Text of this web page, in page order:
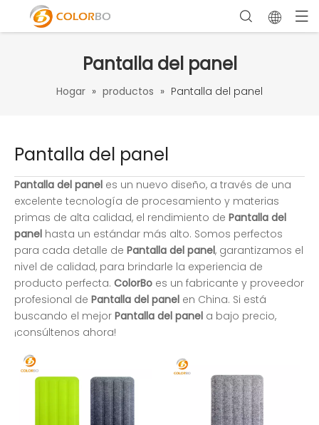
Pantalla del panel
Hogar » productos » Pantalla del panel
Pantalla del panel
Pantalla del panel es un nuevo diseño, a través de una
excelente tecnología de procesamiento y materias
primas de alta calidad, el rendimiento de Pantalla del
panel hasta un estándar más alto. Somos perfectos
para cada detalle de Pantalla del panel, garantizamos el
nivel de calidad, para brindarle la experiencia de
producto perfecta. ColorBo es un fabricante y proveedor
profesional de Pantalla del panel en China. Si está
buscando el mejor Pantalla del panel a bajo precio,
¡consúltenos ahora!